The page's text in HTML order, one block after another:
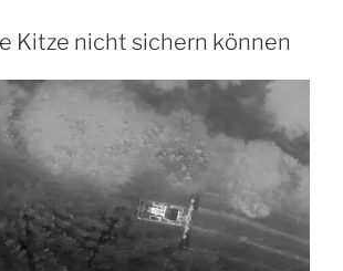
Kitze nicht sichern können